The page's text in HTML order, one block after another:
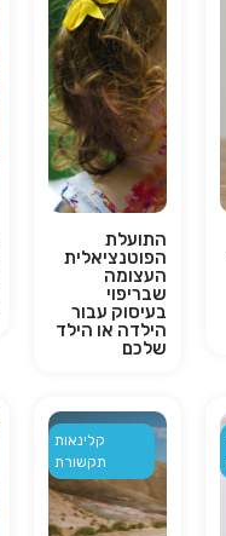
התועלת
הפוטנציאלית
העצומה
שבריפוי
בעיסוק עבור
הילדה או הילד
שלכם
קלינאות
תקשורת